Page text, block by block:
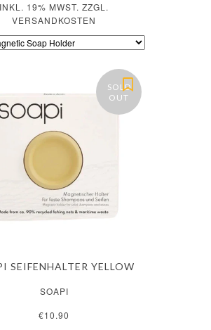
INKL. 19% MWST. ZZGL.
VERSANDKOSTEN
SOLD
OUT
SEIFENHALTER YELLOW
SOAPI
€10.90